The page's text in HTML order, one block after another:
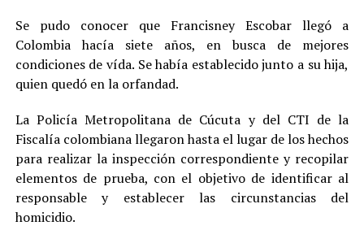
Se pudo conocer que Francisney Escobar llegó a
Colombia hacía siete años, en busca de mejores
condiciones de vída. Se había establecido junto a su hija,
quien quedó en la orfandad.
La Policía Metropolitana de Cúcuta y del CTI de la
Fiscalía colombiana llegaron hasta el lugar de los hechos
para realizar la inspección correspondiente y recopilar
elementos de prueba, con el objetivo de identificar al
responsable y establecer las circunstancias del
homicidio.